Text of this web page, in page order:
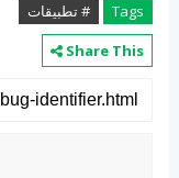
Tags
# تطبيقات
Share This